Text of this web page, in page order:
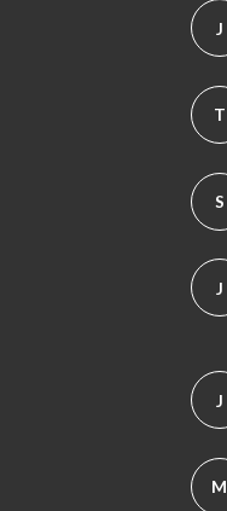
J
T
S
J
J
M